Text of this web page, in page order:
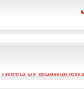
Tweets by aldawlanews